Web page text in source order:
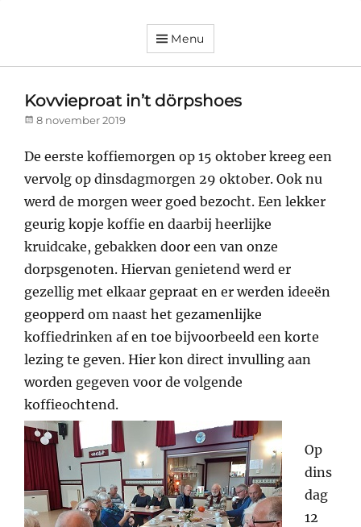
DorpsverenigingMenu
Kovvieproat in’t dörpshoes
Posted
8 november 2019
De eerste koffiemorgen op 15 oktober kreeg een
vervolg op dinsdagmorgen 29 oktober. Ook nu
werd de morgen weer goed bezocht. Een lekker
geurig kopje koffie en daarbij heerlijke
kruidcake, gebakken door een van onze
dorpsgenoten. Hiervan genietend werd er
gezellig met elkaar gepraat en er werden ideeën
geopperd om naast het gezamenlijke
koffiedrinken af en toe bijvoorbeeld een korte
lezing te geven. Hier kon direct invulling aan
worden gegeven voor de volgende
koffieochtend.
Op
dins
dag
12